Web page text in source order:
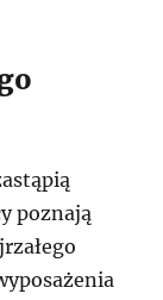
poznają